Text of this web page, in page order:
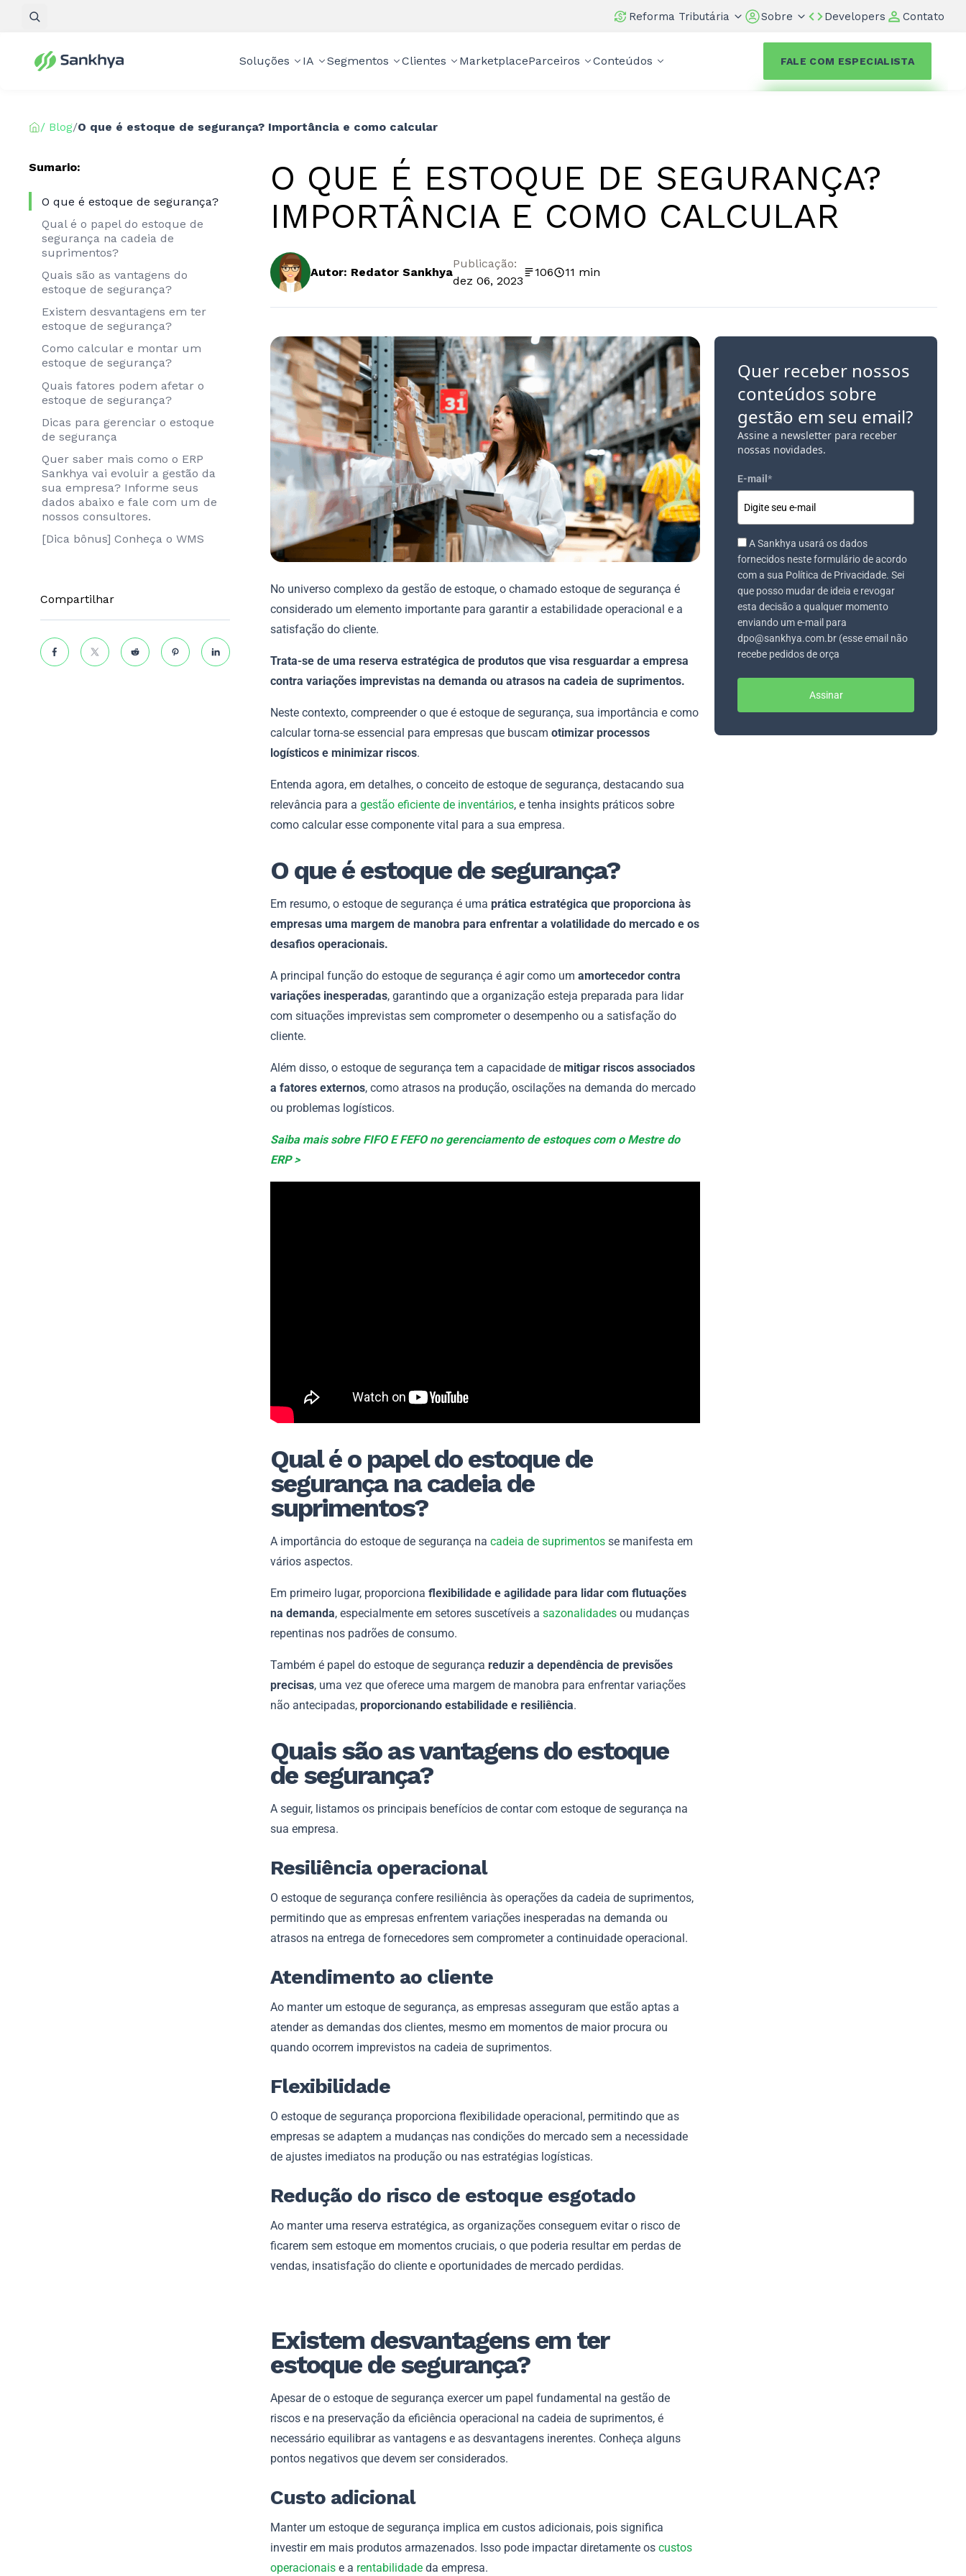
Reforma Tributária Sobre Developers Contato
Soluções IA Segmentos Clientes MarketplaceParceiros Conteúdos FALE COM ESPECIALISTA
/ Blog/O que é estoque de segurança? Importância e como calcular
Sumario:
O que é estoque de segurança?
Qual é o papel do estoque de
segurança na cadeia de
suprimentos?
Quais são as vantagens do
estoque de segurança?
Existem desvantagens em ter
estoque de segurança?
Como calcular e montar um
estoque de segurança?
Quais fatores podem afetar o
estoque de segurança?
Dicas para gerenciar o estoque
de segurança
Quer saber mais como o ERP
Sankhya vai evoluir a gestão da
sua empresa? Informe seus
dados abaixo e fale com um de
nossos consultores.
[Dica bônus] Conheça o WMS
Compartilhar
O QUE É ESTOQUE DE SEGURANÇA?
IMPORTÂNCIA E COMO CALCULAR
Autor: Redator Sankhya
Publicação:
dez 06, 2023
106 11 min
No universo complexo da gestão de estoque, o chamado estoque de segurança é
considerado um elemento importante para garantir a estabilidade operacional e a
satisfação do cliente.
Trata-se de uma reserva estratégica de produtos que visa resguardar a empresa
contra variações imprevistas na demanda ou atrasos na cadeia de suprimentos.
Neste contexto, compreender o que é estoque de segurança, sua importância e como
calcular torna-se essencial para empresas que buscam otimizar processos
logísticos e minimizar riscos.
Entenda agora, em detalhes, o conceito de estoque de segurança, destacando sua
relevância para a gestão eficiente de inventários, e tenha insights práticos sobre
como calcular esse componente vital para a sua empresa.
O que é estoque de segurança?
Em resumo, o estoque de segurança é uma prática estratégica que proporciona às
empresas uma margem de manobra para enfrentar a volatilidade do mercado e os
desafios operacionais.
A principal função do estoque de segurança é agir como um amortecedor contra
variações inesperadas, garantindo que a organização esteja preparada para lidar
com situações imprevistas sem comprometer o desempenho ou a satisfação do
cliente.
Além disso, o estoque de segurança tem a capacidade de mitigar riscos associados
a fatores externos, como atrasos na produção, oscilações na demanda do mercado
ou problemas logísticos.
Saiba mais sobre FIFO E FEFO no gerenciamento de estoques com o Mestre do
ERP >
Qual é o papel do estoque de
segurança na cadeia de
suprimentos?
A importância do estoque de segurança na cadeia de suprimentos se manifesta em
vários aspectos.
Em primeiro lugar, proporciona flexibilidade e agilidade para lidar com flutuações
na demanda, especialmente em setores suscetíveis a sazonalidades ou mudanças
repentinas nos padrões de consumo.
Também é papel do estoque de segurança reduzir a dependência de previsões
precisas, uma vez que oferece uma margem de manobra para enfrentar variações
não antecipadas, proporcionando estabilidade e resiliência.
Quais são as vantagens do estoque
de segurança?
A seguir, listamos os principais benefícios de contar com estoque de segurança na
sua empresa.
Resiliência operacional
O estoque de segurança confere resiliência às operações da cadeia de suprimentos,
permitindo que as empresas enfrentem variações inesperadas na demanda ou
atrasos na entrega de fornecedores sem comprometer a continuidade operacional.
Atendimento ao cliente
Ao manter um estoque de segurança, as empresas asseguram que estão aptas a
atender as demandas dos clientes, mesmo em momentos de maior procura ou
quando ocorrem imprevistos na cadeia de suprimentos.
Flexibilidade
O estoque de segurança proporciona flexibilidade operacional, permitindo que as
empresas se adaptem a mudanças nas condições do mercado sem a necessidade
de ajustes imediatos na produção ou nas estratégias logísticas.
Redução do risco de estoque esgotado
Ao manter uma reserva estratégica, as organizações conseguem evitar o risco de
ficarem sem estoque em momentos cruciais, o que poderia resultar em perdas de
vendas, insatisfação do cliente e oportunidades de mercado perdidas.
Existem desvantagens em ter
estoque de segurança?
Apesar de o estoque de segurança exercer um papel fundamental na gestão de
riscos e na preservação da eficiência operacional na cadeia de suprimentos, é
necessário equilibrar as vantagens e as desvantagens inerentes. Conheça alguns
pontos negativos que devem ser considerados.
Custo adicional
Manter um estoque de segurança implica em custos adicionais, pois significa
investir em mais produtos armazenados. Isso pode impactar diretamente os custos
operacionais e a rentabilidade da empresa.
Quer receber nossos
conteúdos sobre
gestão em seu email?
Assine a newsletter para receber
nossas novidades.
E-mail *
A Sankhya usará os dados
fornecidos neste formulário de acordo
com a sua Política de Privacidade. Sei
que posso mudar de ideia e revogar
esta decisão a qualquer momento
enviando um e-mail para
dpo@sankhya.com.br (esse email não
recebe pedidos de orça
Assinar